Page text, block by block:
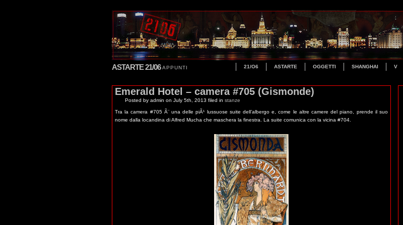
ASTARTE 21/06 APPUNTI 21/O6 ASTARTE OGGETTI SHANGHAI V
Emerald Hotel – camera #705 (Gismonde)
Posted by admin on July 5th, 2013 filed in stanze
Tra la camera #705 Ã¨ una delle piÃ¹ lussuose suite dell’albergo e, come le altre camere del piano, prende il suo
nome dalla locandina di Alfred Mucha che maschera la finestra. La suite comunica con la vicina #704.